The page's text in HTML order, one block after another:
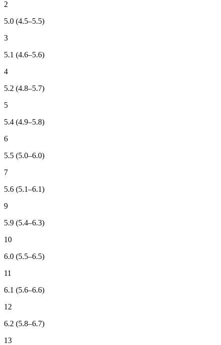
2
5.0 (4.5–5.5)
3
5.1 (4.6–5.6)
4
5.2 (4.8–5.7)
5
5.4 (4.9–5.8)
6
5.5 (5.0–6.0)
7
5.6 (5.1–6.1)
9
5.9 (5.4–6.3)
10
6.0 (5.5–6.5)
11
6.1 (5.6–6.6)
12
6.2 (5.8–6.7)
13